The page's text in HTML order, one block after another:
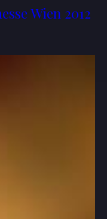
Wien 2012